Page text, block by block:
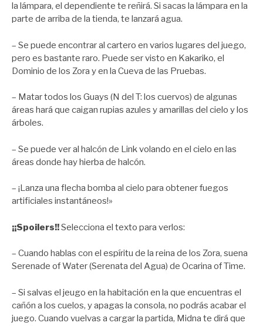
la lámpara, el dependiente te reñirá. Si sacas la lámpara en la
parte de arriba de la tienda, te lanzará agua.
– Se puede encontrar al cartero en varios lugares del juego,
pero es bastante raro. Puede ser visto en Kakariko, el
Dominio de los Zora y en la Cueva de las Pruebas.
– Matar todos los Guays (N del T: los cuervos) de algunas
áreas hará que caigan rupias azules y amarillas del cielo y los
árboles.
– Se puede ver al halcón de Link volando en el cielo en las
áreas donde hay hierba de halcón.
– ¡Lanza una flecha bomba al cielo para obtener fuegos
artificiales instantáneos!»
¡¡Spoilers!!Selecciona el texto para verlos:
– Cuando hablas con el espíritu de la reina de los Zora, suena
Serenade of Water (Serenata del Agua) de Ocarina of Time.
– Si salvas el jeugo en la habitación en la que encuentras el
cañón a los cuelos, y apagas la consola, no podrás acabar el
juego. Cuando vuelvas a cargar la partida, Midna te dirá que